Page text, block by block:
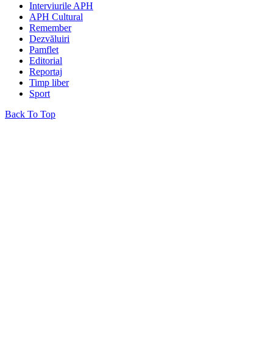
Interviurile APH
APH Cultural
Remember
Dezvăluiri
Pamflet
Editorial
Reportaj
Timp liber
Sport
Back To Top